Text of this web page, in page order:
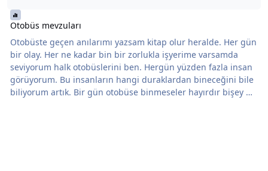
Otobüs mevzuları
Otobüste geçen anılarımı yazsam kitap olur heralde. Her gün
bir olay. Her ne kadar bin bir zorlukla işyerime varsamda
seviyorum halk otobüslerini ben. Hergün yüzden fazla insan
görüyorum. Bu insanların hangi duraklardan bineceğini bile
biliyorum artık. Bir gün otobüse binmeseler hayırdır bişey mi